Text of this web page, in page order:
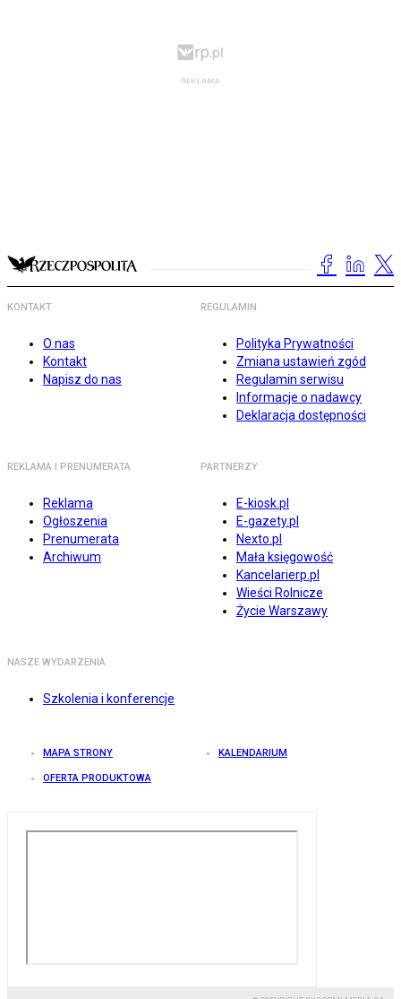
KONTAKT
O nas
Kontakt
Napisz do nas
REGULAMIN
Polityka Prywatności
Zmiana ustawień zgód
Regulamin serwisu
Informacje o nadawcy
Deklaracja dostępności
REKLAMA I PRENUMERATA
Reklama
Ogłoszenia
Prenumerata
Archiwum
PARTNERZY
E-kiosk.pl
E-gazety.pl
Nexto.pl
Mała księgowość
Kancelarierp.pl
Wieści Rolnicze
Życie Warszawy
NASZE WYDARZENIA
Szkolenia i konferencje
MAPA STRONY KALENDARIUM
OFERTA PRODUKTOWA